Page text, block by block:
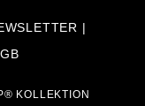
KOLLEKTION